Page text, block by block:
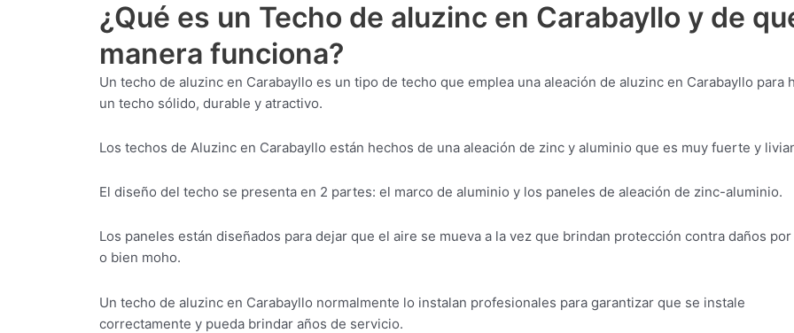
¿Qué es un Techo de aluzinc en Carabayllo y de
manera funciona?
Un techo de aluzinc en Carabayllo es un tipo de techo que emplea una aleación de aluzinc en Carabayllo para
un techo sólido, durable y atractivo.
Los techos de Aluzinc en Carabayllo están hechos de una aleación de zinc y aluminio que es muy fuerte y
El diseño del techo se presenta en 2 partes: el marco de aluminio y los paneles de aleación de zinc-aluminio.
Los paneles están diseñados para dejar que el aire se mueva a la vez que brindan protección contra daños por
o bien moho.
Un techo de aluzinc en Carabayllo normalmente lo instalan profesionales para garantizar que se instale
correctamente y pueda brindar años de servicio.